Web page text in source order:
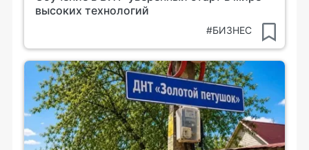
высоких технологий
#БИЗНЕС